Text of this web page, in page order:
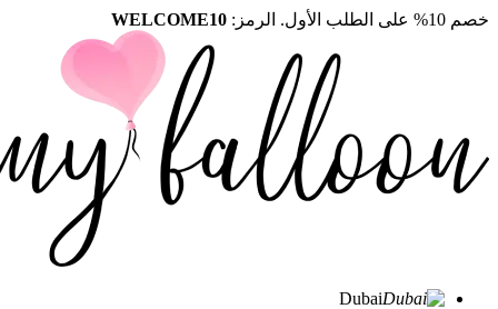
خصم 10% على الطلب الأول. الرمز: WELCOME10
Dubai